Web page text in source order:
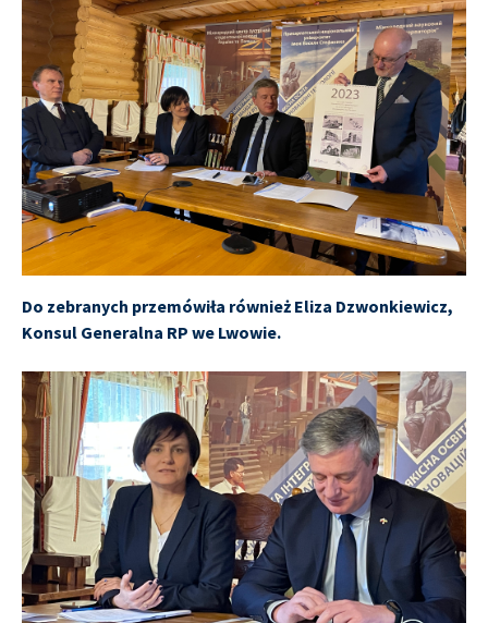
Do zebranych przemówiła również Eliza Dzwonkiewicz,
Konsul Generalna RP we Lwowie.